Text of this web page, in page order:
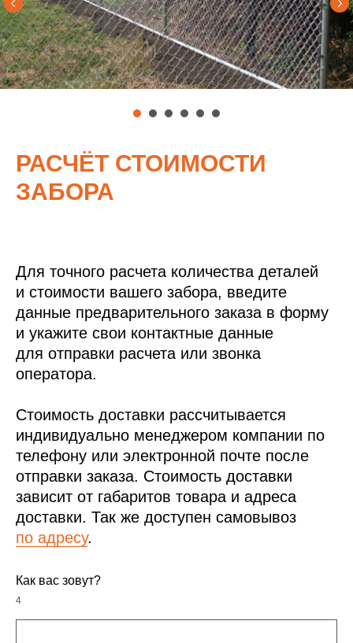
РАСЧЁТ СТОИМОСТИ
ЗАБОРА
Для точного расчета количества деталей
и стоимости вашего забора, введите
данные предварительного заказа в форму
и укажите свои контактные данные
для отправки расчета или звонка
оператора.
Стоимость доставки рассчитывается
индивидуально менеджером компании по
телефону или электронной почте после
отправки заказа. Стоимость доставки
зависит от габаритов товара и адреса
доставки. Так же доступен самовывоз
по адресу.
Как вас зовут?
4